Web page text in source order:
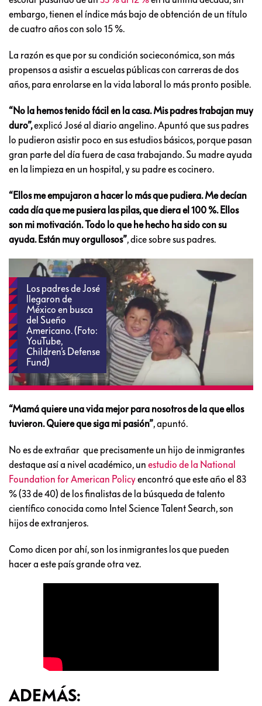
embargo, tienen el índice más bajo de obtención de un título
de cuatro años con solo 15 %.
La razón es que por su condición socieconómica, son más
propensos a asistir a escuelas públicas con carreras de dos
años, para enrolarse en la vida laboral lo más pronto posible.
“No la hemos tenido fácil en la casa. Mis padres trabajan muy
duro”,explicó José al diario angelino. Apuntó que sus padres
lo pudieron asistir poco en sus estudios básicos, porque pasan
gran parte del día fuera de casa trabajando. Su madre ayuda
en la limpieza en un hospital, y su padre es cocinero.
“Ellos me empujaron a hacer lo más que pudiera. Me decían
cada día que me pusiera las pilas, que diera el 100 %. Ellos
son mi motivación. Todo lo que he hecho ha sido con su
ayuda. Están muy orgullosos”, dice sobre sus padres.
Los padres de José
llegaron de
México en busca
del Sueño
Americano. (Foto:
YouTube,
Children’s Defense
Fund)
“Mamá quiere una vida mejor para nosotros de la que ellos
tuvieron. Quiere que siga mi pasión”, apuntó.
No es de extrañar que precisamente un hijo de inmigrantes
destaque así a nivel académico, un estudio de la National
Foundation for American Policyencontró que este año el 83
% (33 de 40) de los finalistas de la búsqueda de talento
científico conocida como Intel Science Talent Search, son
hijos de extranjeros.
Como dicen por ahí, son los inmigrantes los que pueden
hacer a este país grande otra vez.
ADEMÁS: